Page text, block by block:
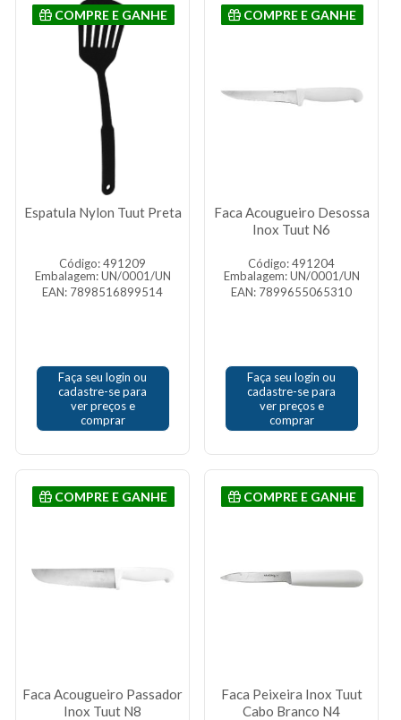
COMPRE E GANHE
Espatula Nylon Tuut Preta
Código: 491209
Embalagem: UN/0001/UN
EAN: 7898516899514
Faça seu login ou
cadastre-se para
ver preços e
comprar
COMPRE E GANHE
Faca Acougueiro Desossa
Inox Tuut N6
Código: 491204
Embalagem: UN/0001/UN
EAN: 7899655065310
Faça seu login ou
cadastre-se para
ver preços e
comprar
COMPRE E GANHE
Faca Acougueiro Passador
Inox Tuut N8
COMPRE E GANHE
Faca Peixeira Inox Tuut
Cabo Branco N4